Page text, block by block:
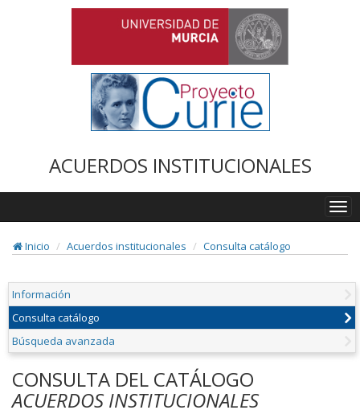
ACUERDOS INSTITUCIONALES
Inicio
Acuerdos institucionales Consulta catálogo
Información
Consulta catálogo
Búsqueda avanzada
CONSULTA DEL CATÁLOGO
ACUERDOS INSTITUCIONALES